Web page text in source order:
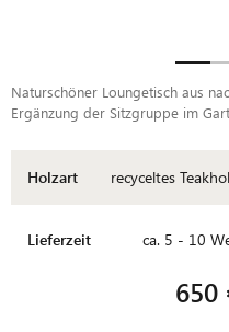
Naturschöner Loungetisch aus
Ergänzung der Sitzgruppe im
Holzart recyceltes
Lieferzeit ca. 5 - 10
650